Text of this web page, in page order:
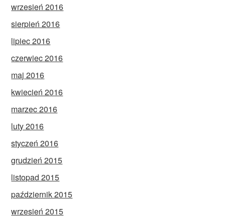
wrzesień 2016
sierpień 2016
lipiec 2016
czerwiec 2016
maj 2016
kwiecień 2016
marzec 2016
luty 2016
styczeń 2016
grudzień 2015
listopad 2015
październik 2015
wrzesień 2015